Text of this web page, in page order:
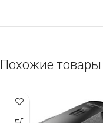
Похожие товары